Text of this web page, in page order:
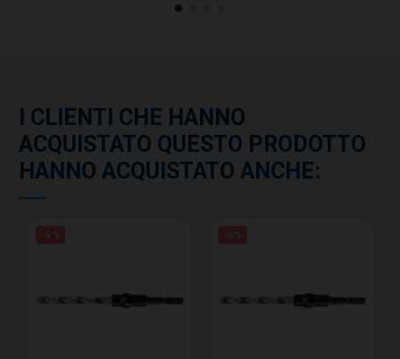
I CLIENTI CHE HANNO
ACQUISTATO QUESTO PRODOTTO
HANNO ACQUISTATO ANCHE: